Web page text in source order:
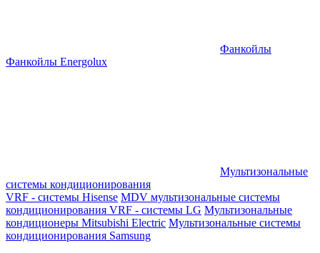
Фанкойлы
Фанкойлы Energolux
Мультизональные
системы кондиционирования
VRF - системы Hisense MDV мультизональные системы
кондиционирования VRF - системы LG Мультизональные
кондиционеры Mitsubishi Electric Мультизональные системы
кондиционирования Samsung